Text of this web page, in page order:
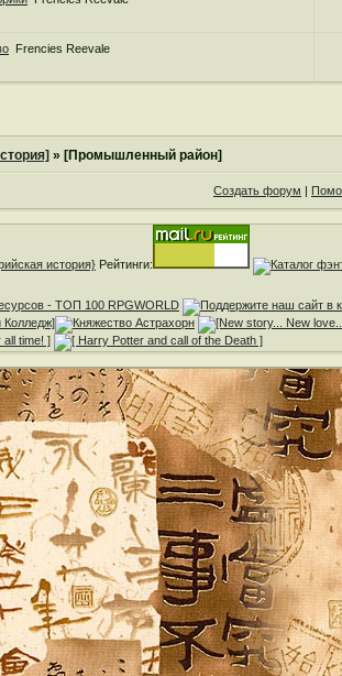
Frencies Reevale
» [Промышленный район]
Создать форум |
Рейтинги: